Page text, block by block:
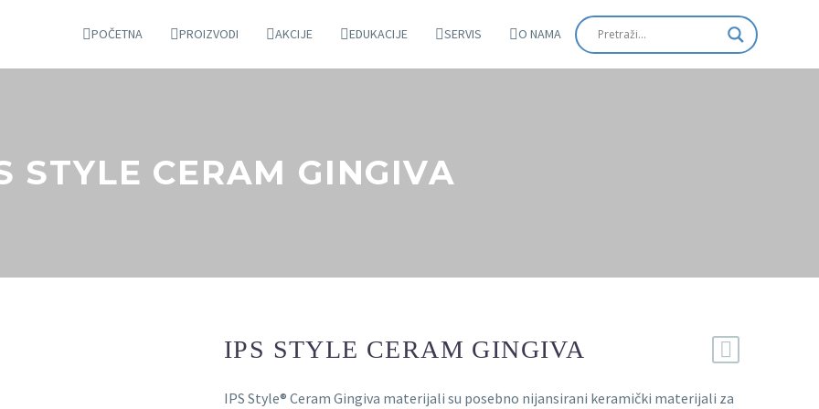
POČETNA PROIZVODI AKCIJE EDUKACIJE SERVIS O NAMA
STYLE CERAM GINGIVA
IPS STYLE CERAM GINGIVA
IPS Style® Ceram Gingiva materijali su posebno nijansirani keramički materijali za